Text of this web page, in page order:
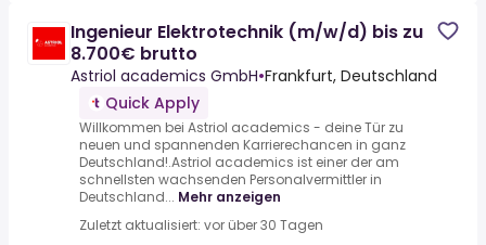
Ingenieur Elektrotechnik (m/w/d) bis zu
8.700€ brutto
Astriol academics GmbH•Frankfurt, Deutschland
Quick Apply
Willkommen bei Astriol academics - deine Tür zu
neuen und spannenden Karrierechancen in ganz
Deutschland!.Astriol academics ist einer der am
schnellsten wachsenden Personalvermittler in
Deutschland... Mehr anzeigen
Zuletzt aktualisiert: vor über 30 Tagen